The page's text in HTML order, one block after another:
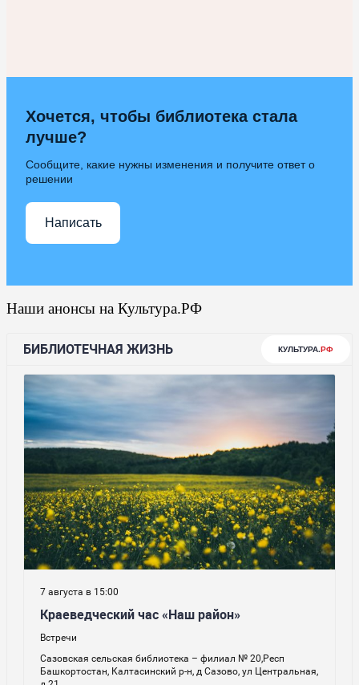
Хочется, чтобы библиотека стала
лучше?
Сообщите, какие нужны изменения и получите ответ о
решении
Написать
Наши анонсы на Культура.РФ